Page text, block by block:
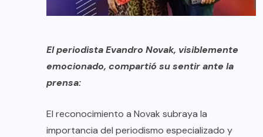
El periodista Evandro Novak, visiblemente
emocionado, compartió su sentir ante la
prensa:
El reconocimiento a Novak subraya la
importancia del periodismo especializado y